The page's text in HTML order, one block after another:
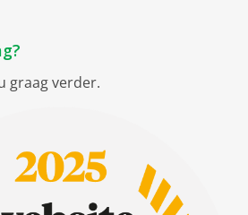
graag verder.